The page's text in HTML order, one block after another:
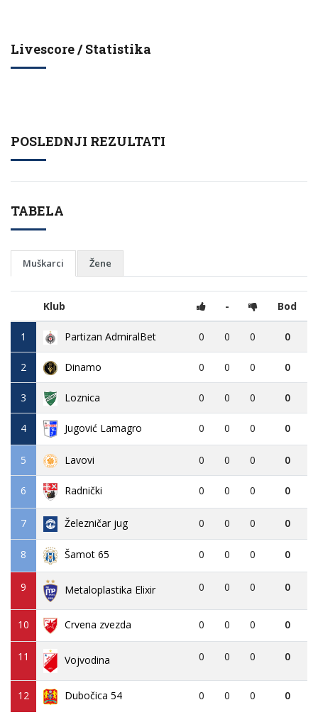
Livescore / Statistika
POSLEDNJI REZULTATI
TABELA
Muškarci Žene
Klub - Bod
1 Partizan AdmiralBet 0 0 0 0
2 Dinamo 0 0 0 0
3 Loznica 0 0 0 0
4 Jugović Lamagro 0 0 0 0
5 Lavovi 0 0 0 0
6 Radnički 0 0 0 0
7 Železničar jug 0 0 0 0
8 Šamot 65 0 0 0 0
9 Metaloplastika Elixir 0 0 0 0
10 Crvena zvezda 0 0 0 0
11 Vojvodina 0 0 0 0
12 Dubočica 54 0 0 0 0